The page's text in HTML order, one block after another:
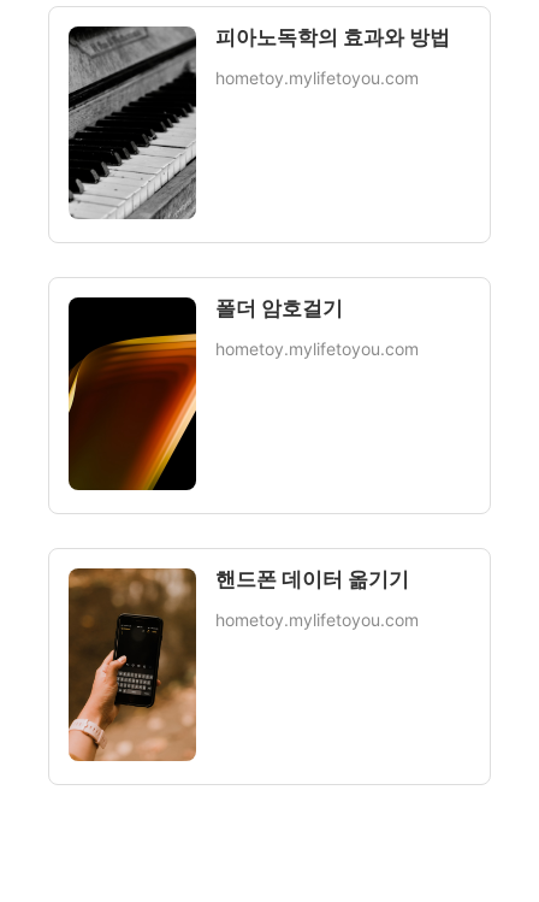
피아노독학의 효과와 방법
hometoy.mylifetoyou.com
폴더 암호걸기
hometoy.mylifetoyou.com
핸드폰 데이터 옮기기
hometoy.mylifetoyou.com